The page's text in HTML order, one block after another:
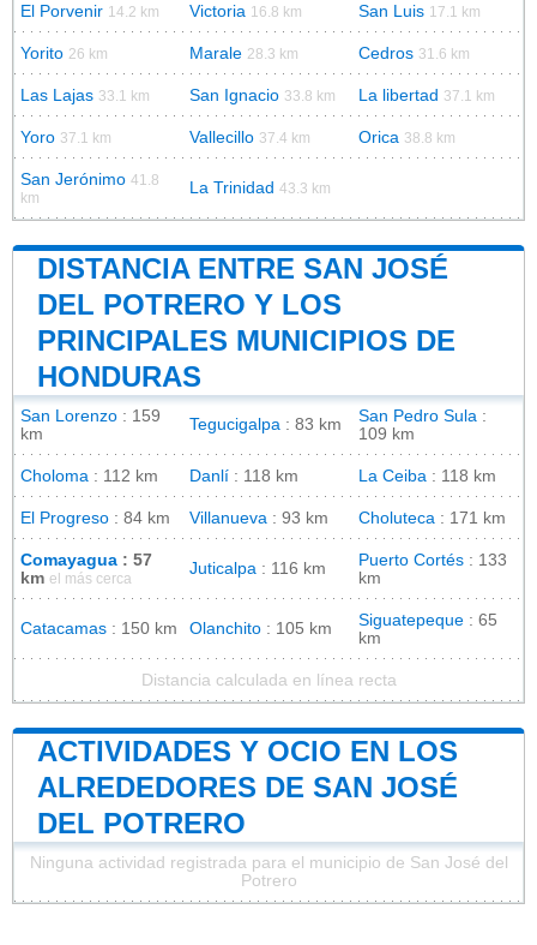
El Porvenir 14.2 km Victoria 16.8 km San Luis 17.1 km
Yorito 26 km Marale 28.3 km Cedros 31.6 km
Las Lajas 33.1 km San Ignacio 33.8 km La libertad 37.1 km
Yoro 37.1 km Vallecillo 37.4 km Orica 38.8 km
San Jerónimo 41.8
km
La Trinidad 43.3 km
DISTANCIA ENTRE SAN JOSÉ
DEL POTRERO Y LOS
PRINCIPALES MUNICIPIOS DE
HONDURAS
San Lorenzo : 159
km
Tegucigalpa : 83 km San Pedro Sula :
109 km
Choloma : 112 km Danlí : 118 km La Ceiba : 118 km
El Progreso : 84 km Villanueva : 93 km Choluteca : 171 km
Comayagua : 57
km el más cerca
Juticalpa : 116 km Puerto Cortés : 133
km
Catacamas : 150 km Olanchito : 105 km Siguatepeque : 65
km
Distancia calculada en línea recta
ACTIVIDADES Y OCIO EN LOS
ALREDEDORES DE SAN JOSÉ
DEL POTRERO
Ninguna actividad registrada para el municipio de San José del
Potrero